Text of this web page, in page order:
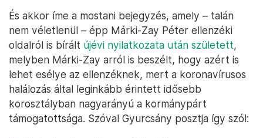
És akkor íme a mostani bejegyzés, amely – talán
nem véletlenül – épp Márki-Zay Péter ellenzéki
oldalról is bírált újévi nyilatkozata után született,
melyben Márki-Zay arról is beszélt, hogy azért is
lehet esélye az ellenzéknek, mert a koronavírusos
halálozás által leginkább érintett idősebb
korosztályban nagyarányú a kormánypárt
támogatottsága. Szóval Gyurcsány posztja így szól: